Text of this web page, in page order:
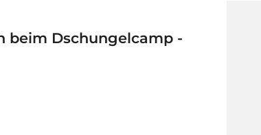
beim Dschungelcamp -